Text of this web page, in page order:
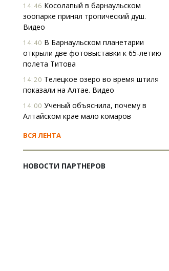
14:46 Косолапый в барнаульском
зоопарке принял тропический душ.
Видео
14:40 В Барнаульском планетарии
открыли две фотовыставки к 65-летию
полета Титова
14:20 Телецкое озеро во время штиля
показали на Алтае. Видео
14:00 Ученый объяснила, почему в
Алтайском крае мало комаров
ВСЯ ЛЕНТА
НОВОСТИ ПАРТНЕРОВ